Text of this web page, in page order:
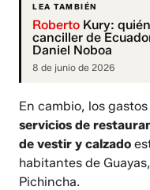
LEA TAMBIÉN
Roberto Kury:
canciller de
Daniel Noboa
8 de junio de 2026
En cambio, los
servicios de
de vestir y calzado
habitantes de
Pichincha.